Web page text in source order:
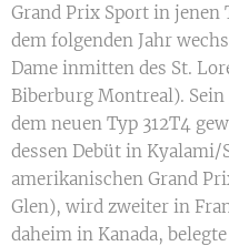
Grand Prix Sport in jenen
dem folgenden Jahr
Dame inmitten des St.
Biberburg Montreal).
dem neuen Typ 312T4
dessen Debüt in Kyalami/
amerikanischen Grand
Glen), wird zweiter in
daheim in Kanada,